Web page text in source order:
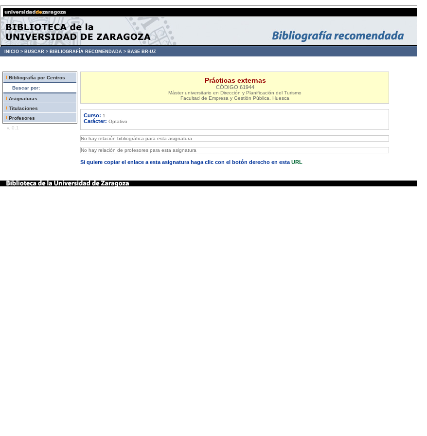
INICIO > BUSCAR > BIBLIOGRAFÍA RECOMENDADA > BASE BR-UZ
Bibliografía por Centros
Buscar por:
Asignaturas
Titulaciones
Profesores
v. 0.1
Prácticas externas
CÓDIGO:61944
Máster universitario en Dirección y Planificación del Turismo
Facultad de Empresa y Gestión Pública, Huesca
Curso: 1
Carácter: Optativo
No hay relación bibliográfica para esta asignatura
No hay relación de profesores para esta asignatura
Si quiere copiar el enlace a esta asignatura haga clic con el botón derecho en esta URL